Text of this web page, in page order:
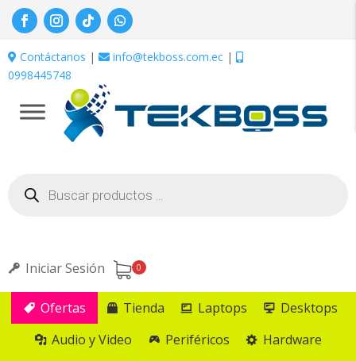
Contáctanos | info@tekboss.com.ec |
0998445748
productos
Iniciar Sesión 0
Ofertas Tienda Laptops
Desktops
Audio y Video
Periféricos
Hardware